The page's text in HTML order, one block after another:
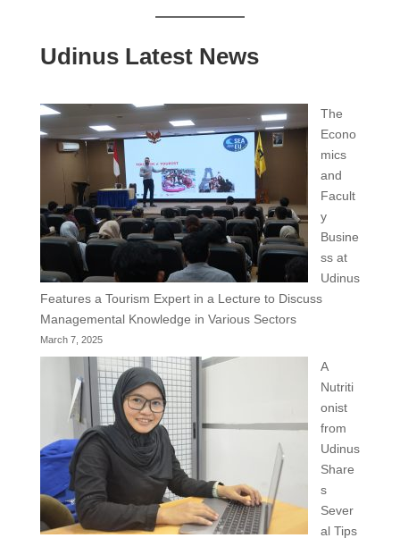
Udinus Latest News
The
Econo
mics
and
Facult
y
Busine
ss at
Udinus
Features a Tourism Expert in a Lecture to Discuss
Managemental Knowledge in Various Sectors
March 7, 2025
A
Nutriti
onist
from
Udinus
Share
s
Sever
al Tips